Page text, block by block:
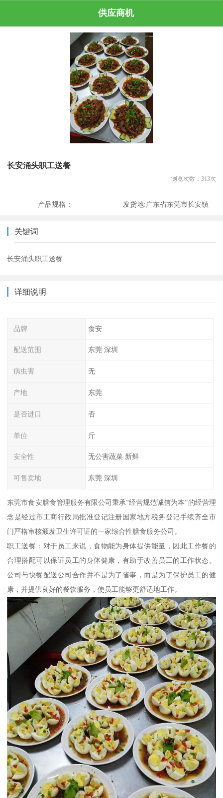
供应商机
长安涌头职工送餐
浏览次数： 313次
产品规格： 发货地:广东省东莞市长安镇
关键词
长安涌头职工送餐
详细说明
品牌 食安
配送范围 东莞 深圳
病虫害 无
产地 东莞
是否进口 否
单位 斤
安全性 无公害蔬菜 新鲜
可售卖地 东莞 深圳
东莞市食安膳食管理服务有限公司秉承“经营规范诚信为本”的经营理
念是经过市工商行政局批准登记注册国家地方税务登记手续齐全市
门严格审核颁发卫生许可证的一家综合性膳食服务公司。
职工送餐：对于员工来说，食物能为身体提供能量，因此工作餐的
合理搭配可以保证员工的身体健康，有助于改善员工的工作状态。
公司与快餐配送公司合作并不是为了省事，而是为了保护员工的健
康，并提供良好的餐饮服务，使员工能够更舒适地工作。